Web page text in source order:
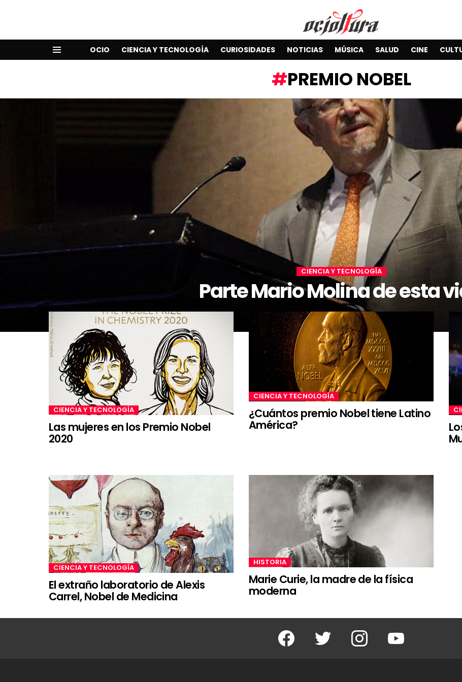
OCIO CIENCIA Y TECNOLOGÍA CURIOSIDADES NOTICIAS MÚSICA SALUD CINE
PREMIO NOBEL
CIENCIA Y TECNOLOGÍA
Parte Mario Molina de esta
CIENCIA Y TECNOLOGÍA
Las mujeres en los Premio Nobel
2020
CIENCIA Y TECNOLOGÍA
¿Cuántos premio Nobel tiene Latino
América?
CIENCIA Y TECNOLOGÍA
El extraño laboratorio de Alexis
Carrel, Nobel de Medicina
HISTORIA
Marie Curie, la madre de la física
moderna
Facebook Twitter Instagram Youtube